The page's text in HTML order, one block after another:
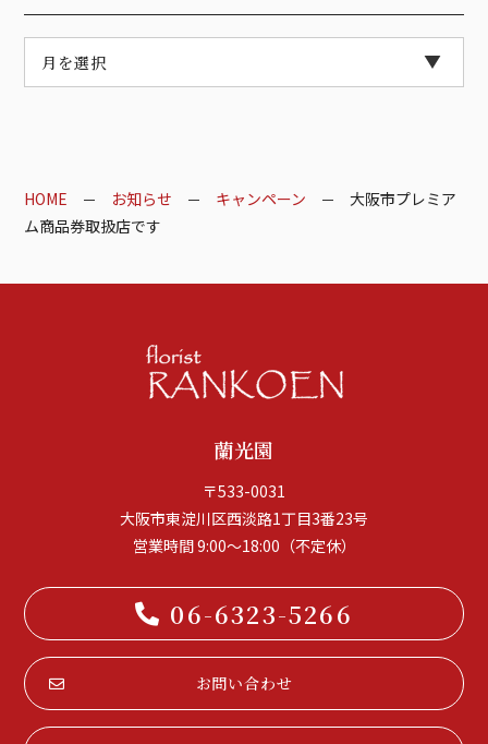
HOME お知らせ キャンペーン
大阪市プレミア
ム商品券取扱店です
蘭光園
〒533-0031
大阪市東淀川区西淡路1丁目3番23号
営業時間 9:00～18:00（不定休）
06-6323-5266
お問い合わせ